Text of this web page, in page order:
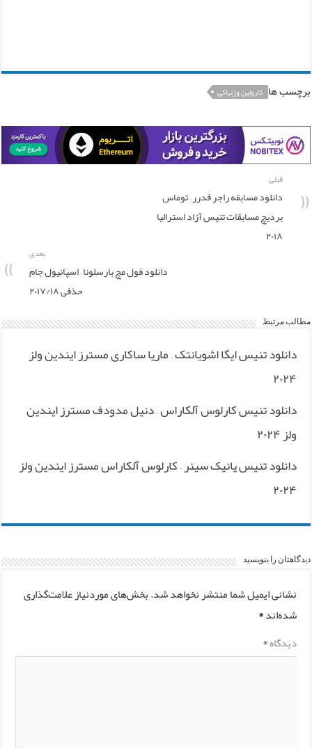
برچسب ها کارولین وزنیاکی
قبلی
دانلود مسابقه راجر فدرر – توماس
بردیچ مسابقات تنیس آزاد استرالیا
۲۰۱۸
بعدی
دانلود فول مچ بارسلونا – اسپانیول جام
حذفی ۲۰۱۷/۱۸
مطالب مرتبط
دانلود تنیس ایگا اشویانتک – ماریا ساکاری مسترز ایندین ولز
۲۰۲۴
دانلود تنیس کارلوس آلکاراس – دنیل مدودف مسترز ایندین
ولز ۲۰۲۴
دانلود تنیس یانیک سینر – کارلوس آلکاراس مسترز ایندین ولز
۲۰۲۴
دیدگاهتان را بنویسید
نشانی ایمیل شما منتشر نخواهد شد.بخش‌های موردنیاز علامت‌گذاری
شده‌اند*
دیدگاه*